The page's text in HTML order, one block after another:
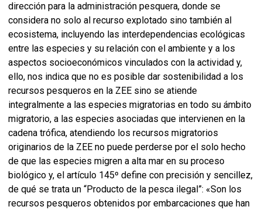
dirección para la administración pesquera, donde se
considera no solo al recurso explotado sino también al
ecosistema, incluyendo las interdependencias ecológicas
entre las especies y su relación con el ambiente y a los
aspectos socioeconómicos vinculados con la actividad y,
ello, nos indica que no es posible dar sostenibilidad a los
recursos pesqueros en la ZEE sino se atiende
integralmente a las especies migratorias en todo su ámbito
migratorio, a las especies asociadas que intervienen en la
cadena trófica, atendiendo los recursos migratorios
originarios de la ZEE no puede perderse por el solo hecho
de que las especies migren a alta mar en su proceso
biológico y, el artículo 145º define con precisión y sencillez,
de qué se trata un “Producto de la pesca ilegal”: «Son los
recursos pesqueros obtenidos por embarcaciones que han